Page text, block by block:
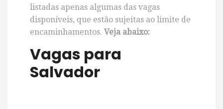
listadas apenas algumas das vagas
disponíveis, que estão sujeitas ao limite de
encaminhamentos. Veja abaixo:
Vagas para
Salvador